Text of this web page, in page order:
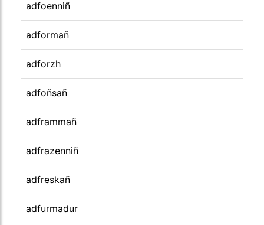
adfoenniñ
adformañ
adforzh
adfoñsañ
adframmañ
adfrazenniñ
adfreskañ
adfurmadur